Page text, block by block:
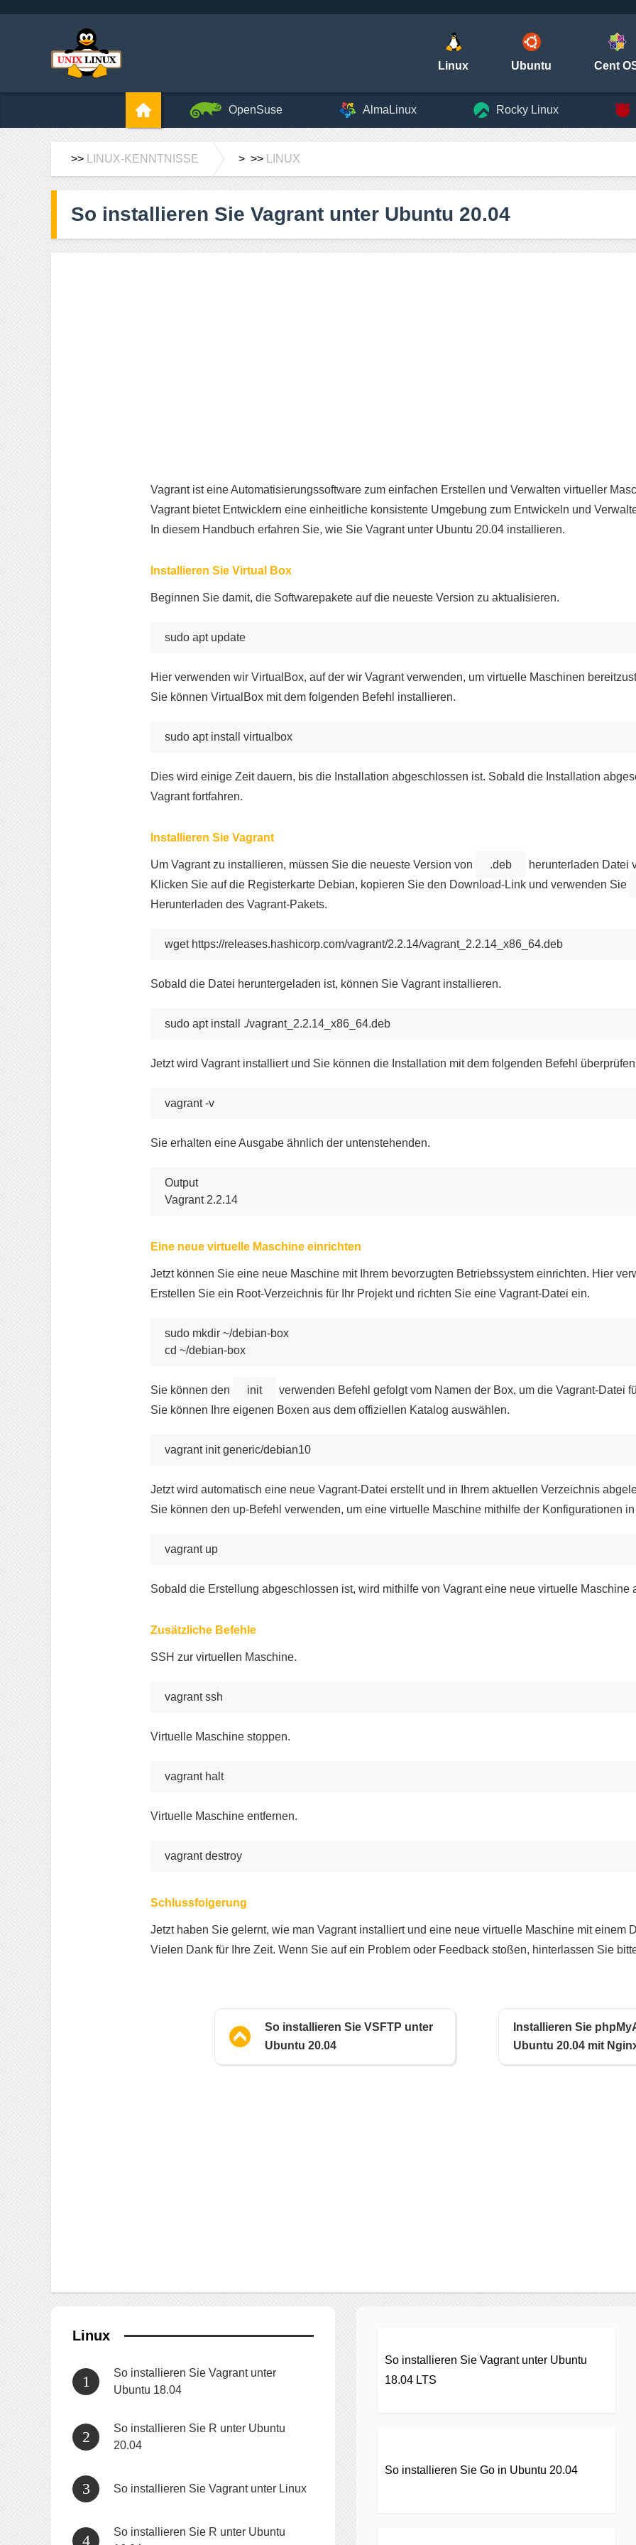
Linux Ubuntu Cent
OpenSuse AlmaLinux Rocky Linux
>> LINUX-KENNTNISSE > >> LINUX
So installieren Sie Vagrant unter Ubuntu 20.04
Vagrant ist eine Automatisierungssoftware zum einfachen Erstellen und Verwalten virtueller
Vagrant bietet Entwicklern eine einheitliche konsistente Umgebung zum Entwickeln und
In diesem Handbuch erfahren Sie, wie Sie Vagrant unter Ubuntu 20.04 installieren.
Installieren Sie Virtual Box
Beginnen Sie damit, die Softwarepakete auf die neueste Version zu aktualisieren.
sudo apt update
Hier verwenden wir VirtualBox, auf der wir Vagrant verwenden, um virtuelle Maschinen
Sie können VirtualBox mit dem folgenden Befehl installieren.
sudo apt install virtualbox
Dies wird einige Zeit dauern, bis die Installation abgeschlossen ist. Sobald die Installation
Vagrant fortfahren.
Installieren Sie Vagrant
Um Vagrant zu installieren, müssen Sie die neueste Version von .deb
herunterladen Datei
Klicken Sie auf die Registerkarte Debian, kopieren Sie den Download-Link und verwenden Sie
Herunterladen des Vagrant-Pakets.
wget https://releases.hashicorp.com/vagrant/2.2.14/vagrant_2.2.14_x86_64.deb
Sobald die Datei heruntergeladen ist, können Sie Vagrant installieren.
sudo apt install ./vagrant_2.2.14_x86_64.deb
Jetzt wird Vagrant installiert und Sie können die Installation mit dem folgenden Befehl
vagrant -v
Sie erhalten eine Ausgabe ähnlich der untenstehenden.
Output
Vagrant 2.2.14
Eine neue virtuelle Maschine einrichten
Jetzt können Sie eine neue Maschine mit Ihrem bevorzugten Betriebssystem einrichten. Hier
Erstellen Sie ein Root-Verzeichnis für Ihr Projekt und richten Sie eine Vagrant-Datei ein.
sudo mkdir ~/debian-box
cd ~/debian-box
Sie können den init
verwenden Befehl gefolgt vom Namen der Box, um die Vagrant-Datei
Sie können Ihre eigenen Boxen aus dem offiziellen Katalog auswählen.
vagrant init generic/debian10
Jetzt wird automatisch eine neue Vagrant-Datei erstellt und in Ihrem aktuellen Verzeichnis
Sie können den up-Befehl verwenden, um eine virtuelle Maschine mithilfe der Konfigurationen
vagrant up
Sobald die Erstellung abgeschlossen ist, wird mithilfe von Vagrant eine neue virtuelle Maschine
Zusätzliche Befehle
SSH zur virtuellen Maschine.
vagrant ssh
Virtuelle Maschine stoppen.
vagrant halt
Virtuelle Maschine entfernen.
vagrant destroy
Schlussfolgerung
Jetzt haben Sie gelernt, wie man Vagrant installiert und eine neue virtuelle Maschine mit einem
Vielen Dank für Ihre Zeit. Wenn Sie auf ein Problem oder Feedback stoßen, hinterlassen Sie
So installieren Sie VSFTP unter
Ubuntu 20.04
Installieren Sie
Ubuntu 20.04 mit
Linux
So installieren Sie Vagrant unter
Ubuntu 18.04
So installieren Sie R unter Ubuntu
20.04
So installieren Sie Vagrant unter Linux
So installieren Sie R unter Ubuntu
So installieren Sie Vagrant unter Ubuntu
18.04 LTS
So installieren Sie Go in Ubuntu 20.04